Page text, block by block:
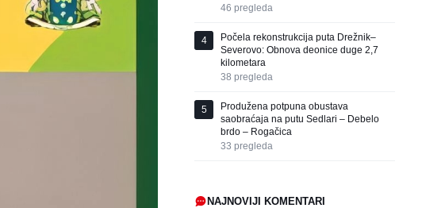
46 pregleda
4
Počela rekonstrukcija puta Drežnik–
Severovo: Obnova deonice duge 2,7
kilometara
38 pregleda
5
Produžena potpuna obustava
saobraćaja na putu Sedlari – Debelo
brdo – Rogačica
33 pregleda
NAJNOVIJI KOMENTARI